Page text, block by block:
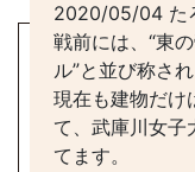
2020/05/04 た
戦前には、“東
ル”と並び称さ
現在も建物だけ
て、武庫川女子
てます。